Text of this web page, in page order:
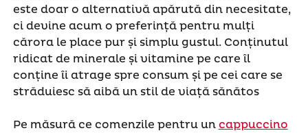
este doar o alternativă apărută din necesitate,
ci devine acum o preferință pentru mulți
cărora le place pur și simplu gustul. Conținutul
ridicat de minerale și vitamine pe care îl
conține îi atrage spre consum și pe cei care se
străduiesc să aibă un stil de viață sănătos
Pe măsură ce comenzile pentru un cappuccino